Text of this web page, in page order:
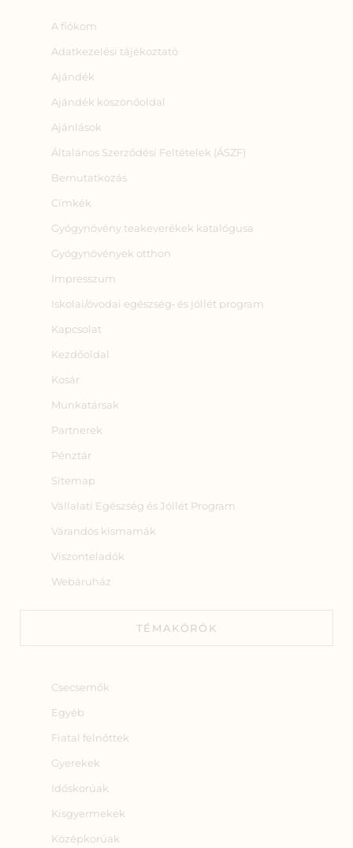
A fiókom
Adatkezelési tájékoztató
Ajándék
Ajándék köszönőoldal
Ajánlások
Általános Szerződési Feltételek (ÁSZF)
Bemutatkozás
Címkék
Gyógynövény teakeverékek katalógusa
Gyógynövények otthon
Impresszum
Iskolai/óvodai egészség‑ és jóllét program
Kapcsolat
Kezdőoldal
Kosár
Munkatársak
Partnerek
Pénztár
Sitemap
Vállalati Egészség és Jóllét Program
Várandós kismamák
Viszonteladók
Webáruház
TÉMAKÖRÖK
Csecsemők
Egyéb
Fiatal felnőttek
Gyerekek
Időskorúak
Kisgyermekek
Középkorúak